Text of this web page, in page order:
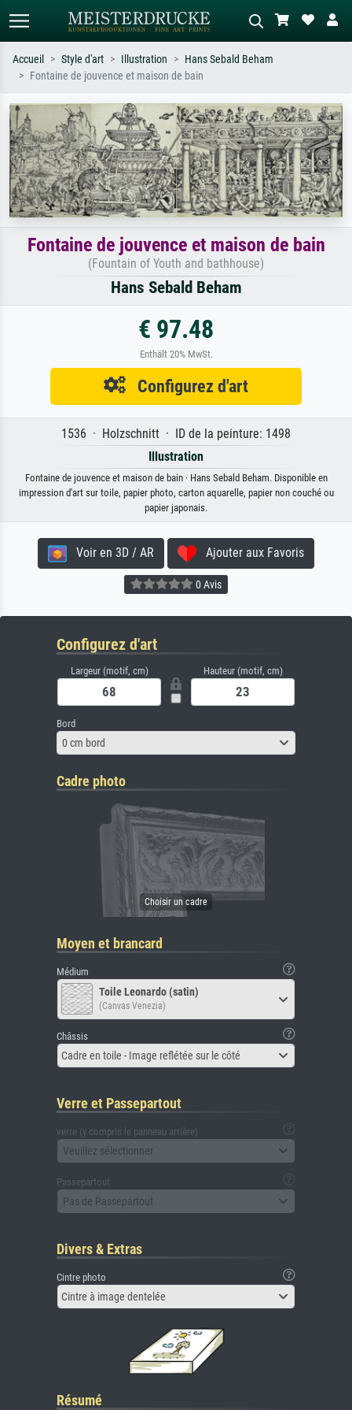
Recherchez par artiste, titre ou style –
ex. Monet, Nuit étoilée,
impressionnisme, vague de Hokusai,
nu.
Décrivez la scène – ex. prairie verte,
abstrait avec beaucoup de rouge,
tableau sombre, nu debout près d'un
arbre.
Accueil Style d'art Illustration
Hans Sebald Beham
Fontaine de jouvence et maison de bain
Fontaine de jouvence et maison de bain
(Fountain of Youth and bathhouse)
Hans Sebald Beham
€ 97.48
Enthält 20% MwSt.
Configurez d'art
1536 · Holzschnitt · ID de la peinture: 1498
Illustration
Fontaine de jouvence et maison de bain · Hans Sebald Beham. Disponible en
impression d'art sur toile, papier photo, carton aquarelle, papier non couché ou
papier japonais.
Voir en 3D / AR Ajouter aux Favoris
0 Avis
Configurez d'art
Largeur (motif, cm) Hauteur (motif, cm)
Bord
0 cm bord
Cadre photo
Moyen et brancard
Médium
Toile Leonardo (satin)
(Canvas Venezia)
Châssis
Cadre en toile - Image reflétée sur le côté
Verre et Passepartout
verre (y compris le panneau arrière)
Veuillez sélectionner
Passepartout
Pas de Passepartout
Divers & Extras
Cintre photo
Cintre à image dentelée
Résumé